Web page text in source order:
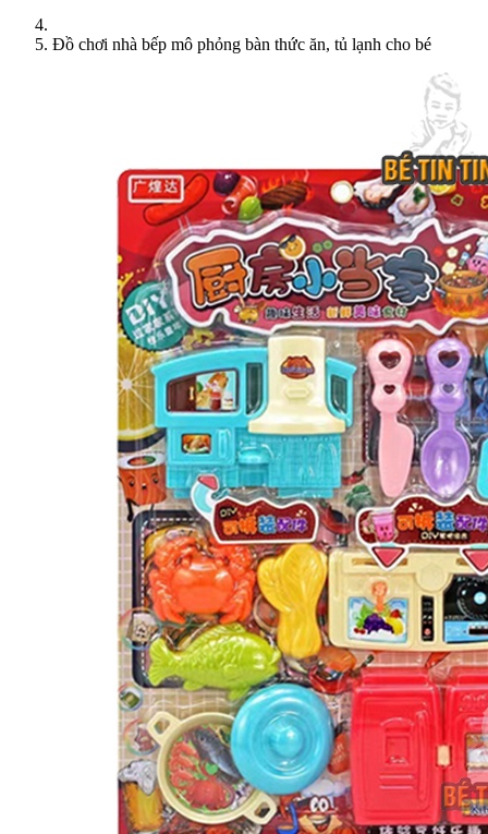
Đồ chơi nhà bếp mô phỏng bàn thức ăn, tủ lạnh cho bé